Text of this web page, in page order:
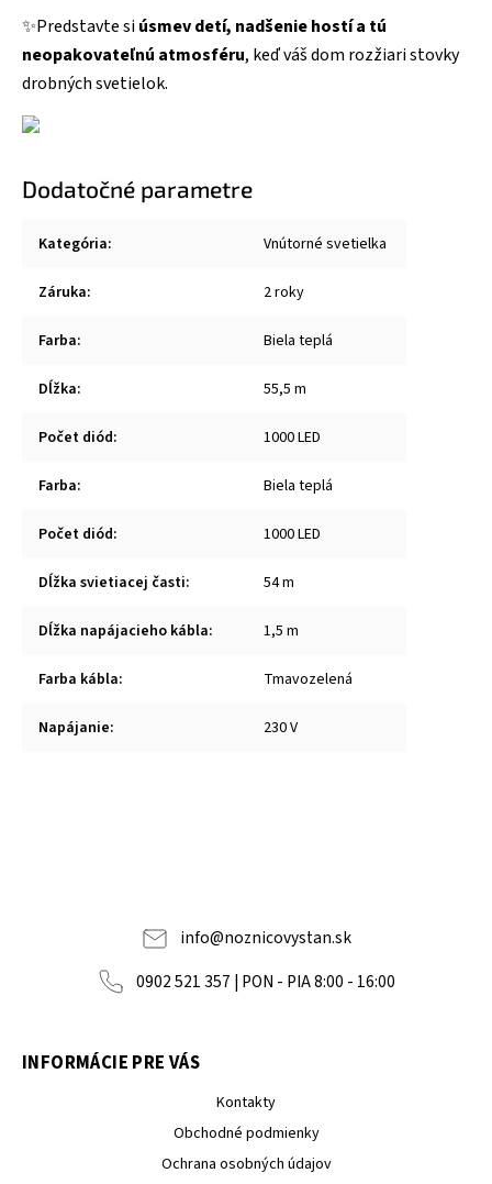
✨Predstavte siúsmev detí, nadšenie hostí a tú
neopakovateľnú atmosféru, keď váš dom rozžiari stovky
drobných svetielok.
Dodatočné parametre
Kategória: Vnútorné svetielka
Záruka: 2 roky
Farba: Biela teplá
Dĺžka: 55,5 m
Počet diód: 1000 LED
Farba: Biela teplá
Počet diód: 1000 LED
Dĺžka svietiacej časti: 54 m
Dĺžka napájacieho kábla: 1,5 m
Farba kábla: Tmavozelená
Napájanie: 230 V
info@noznicovystan.sk
0902 521 357 | PON - PIA 8:00 - 16:00
INFORMÁCIE PRE VÁS
Kontakty
Obchodné podmienky
Ochrana osobných údajov